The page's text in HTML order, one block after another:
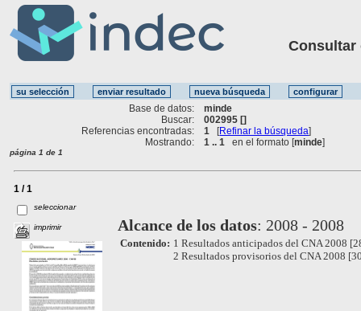
Consultar
Base de datos:
minde
Buscar:
002995 []
Referencias encontradas:
1 [Refinar la búsqueda]
Mostrando:
1 .. 1 en el formato [minde]
página 1 de 1
1 / 1
seleccionar
imprimir Alcance de los datos: 2008 - 2008
Contenido: 1 Resultados anticipados del CNA 2008
2 Resultados provisorios del CNA 2008